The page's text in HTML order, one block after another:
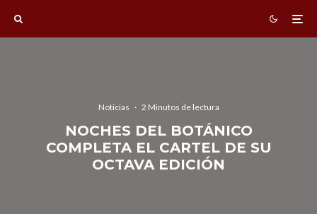
Noticias · 2 Minutos de lectura
NOCHES DEL BOTÁNICO
COMPLETA EL CARTEL DE SU
OCTAVA EDICIÓN